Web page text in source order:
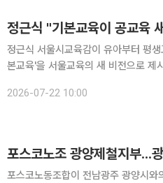
정근식 "기본교육이 공교육
정근식 서울시교육감이 유아부터 평
본교육'을 서울교육의 새 비전으로 제
열린 서울교육 2기 비전 선포 기자회
2026-07-22 10:00
포스코노조 광양제철지부...
포스코노동조합이 전남광주 광양시